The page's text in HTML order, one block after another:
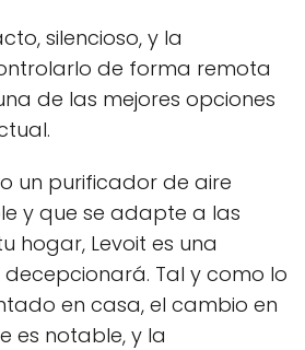
silencioso, y la
de forma remota
de las mejores opciones
un purificador de aire
y que se adapte a las
hogar, Levoit es una
Tal y como lo
en casa, el cambio en
es notable, y la